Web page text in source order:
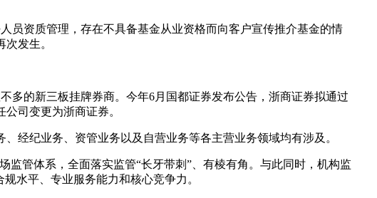
员资质管理，存在不具备基金从业资格而向客户宣传推介基金的情
发生。
多的新三板挂牌券商。今年6月国都证券发布公告，浙商证券拟通过
司变更为浙商证券。
经纪业务、资管业务以及自营业务等各主营业务领域均有涉及。
管体系，全面落实监管“长牙带刺”、有棱有角。与此同时，机构监
水平、专业服务能力和核心竞争力。